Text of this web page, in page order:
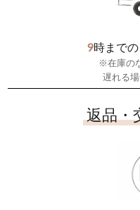
9時まで
※在庫の
遅れる場
返品・